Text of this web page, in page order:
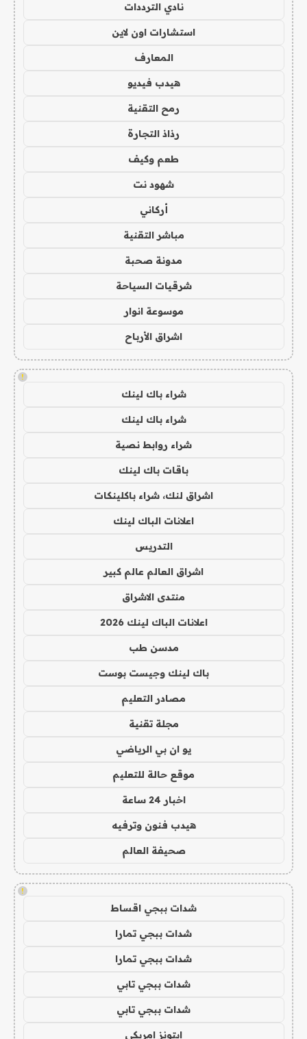
نادي الترددات
استشارات اون لاين
المعارف
هيدب فيديو
رمح التقنية
رذاذ التجارة
طعم وكيف
شهود نت
أركاني
مباشر التقنية
مدونة صحبة
شرقيات السياحة
موسوعة انوار
اشراق الأرباح
!
شراء باك لينك
شراء باك لينك
شراء روابط نصية
باقات باك لينك
اشراق لنك، شراء باكلينكات
اعلانات الباك لينك
التدريس
اشراق العالم عالم كبير
منتدى الاشراق
اعلانات الباك لينك 2026
مدسن طب
باك لينك وجيست بوست
مصادر التعليم
مجلة تقنية
يو ان بي الرياضي
موقع حالة للتعليم
اخبار 24 ساعة
هيدب فنون وترفيه
صحيفة العالم
!
شدات ببجي اقساط
شدات ببجي تمارا
شدات ببجي تمارا
شدات ببجي تابي
شدات ببجي تابي
ايتونز امريكي